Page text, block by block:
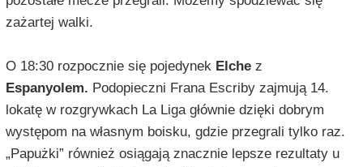
zażartej walki.
O 18:30 rozpocznie się pojedynek Elchez
Espanyolem. Podopieczni Frana Escriby zajmują 14.
lokatę w rozgrywkach La Liga głównie dzięki dobrym
występom na własnym boisku, gdzie przegrali tylko raz.
„Papużki” również osiągają znacznie lepsze rezultaty u